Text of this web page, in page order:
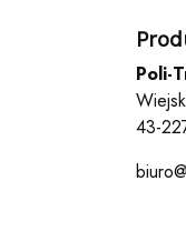
Poli-
43-